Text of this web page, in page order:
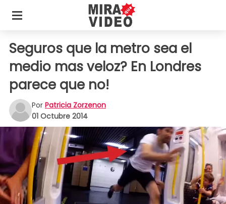
Seguros que la metro sea el
medio mas veloz? En Londres
parece que no!
Por Patricia Zorzenon
01 Octubre 2014